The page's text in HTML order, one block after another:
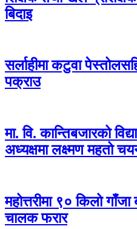
बिदाइ
सर्लाहीमा कटुवा
पक्राउ
मा. वि. कान्तिबजारको
अध्यक्षमा लक्ष्मण महतो
महोत्तरीमा ९० किलो
चालक फरार